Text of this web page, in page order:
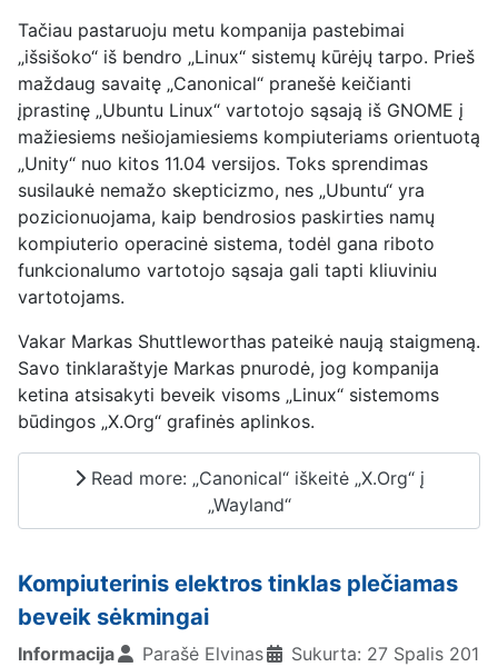
Tačiau pastaruoju metu kompanija pastebimai
„išsišoko“ iš bendro „Linux“ sistemų kūrėjų tarpo. Prieš
maždaug savaitę „Canonical“ pranešė keičianti
įprastinę „Ubuntu Linux“ vartotojo sąsają iš GNOME į
mažiesiems nešiojamiesiems kompiuteriams orientuotą
„Unity“ nuo kitos 11.04 versijos. Toks sprendimas
susilaukė nemažo skepticizmo, nes „Ubuntu“ yra
pozicionuojama, kaip bendrosios paskirties namų
kompiuterio operacinė sistema, todėl gana riboto
funkcionalumo vartotojo sąsaja gali tapti kliuviniu
vartotojams.
Vakar Markas Shuttleworthas pateikė naują staigmeną.
Savo tinklaraštyje Markas pnurodė, jog kompanija
ketina atsisakyti beveik visoms „Linux“ sistemoms
būdingos „X.Org“ grafinės aplinkos.
Read more: „Canonical“ iškeitė „X.Org“ į
„Wayland“
Kompiuterinis elektros tinklas plečiamas
beveik sėkmingai
Informacija Parašė Elvinas Sukurta: 27 Spalis 2010